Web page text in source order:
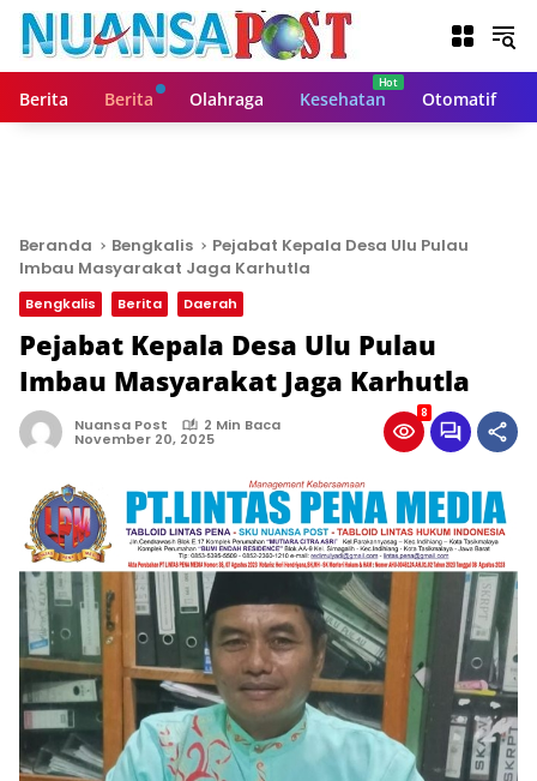
Berita Berita Olahraga Kesehatan Otomatif
Beranda Bengkalis
Pejabat Kepala Desa Ulu Pulau
Imbau Masyarakat Jaga Karhutla
Bengkalis Berita Daerah
Pejabat Kepala Desa Ulu Pulau
Imbau Masyarakat Jaga Karhutla
Nuansa Post 2 Min Baca
November 20, 2025
8